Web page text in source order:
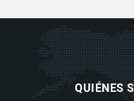
QUIÉNES